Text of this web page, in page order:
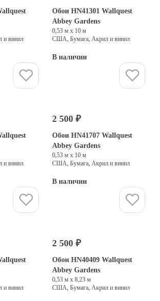
и винил
Обои HN41301 Wallquest
Abbey Gardens
0,53 м х 10 м
США, Бумага, Акрил и винил
В наличии
и винил
2 500 ₽
Обои HN41707 Wallquest
Abbey Gardens
0,53 м х 10 м
США, Бумага, Акрил и винил
В наличии
и винил
2 500 ₽
Обои HN40409 Wallquest
Abbey Gardens
0,53 м х 8,23 м
США, Бумага, Акрил и винил